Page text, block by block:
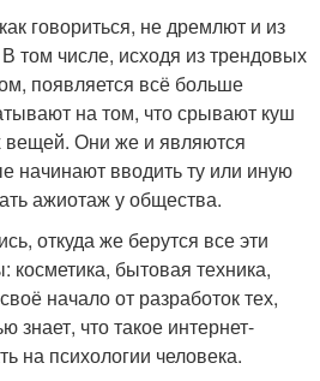
говориться, не дремлют и из
том числе, исходя из трендовых
появляется всё больше
на том, что срывают куш
Они же и являются
начинают вводить ту или иную
ажиотаж у общества.
откуда же берутся все эти
бытовая техника,
начало от разработок тех,
знает, что такое интернет-
на психологии человека.